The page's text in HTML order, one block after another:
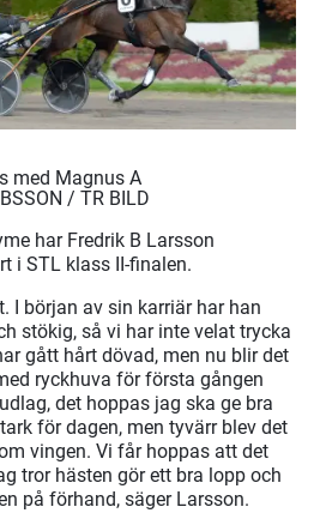
med Magnus A
/ TR BILD
har Fredrik B Larsson
i STL klass II-finalen.
I början av sin karriär har han
stökig, så vi har inte velat trycka
gått hårt dövad, men nu blir det
ryckhuva för första gången
det hoppas jag ska ge bra
för dagen, men tyvärr blev det
vingen. Vi får hoppas att det
tror hästen gör ett bra lopp och
på förhand, säger Larsson.